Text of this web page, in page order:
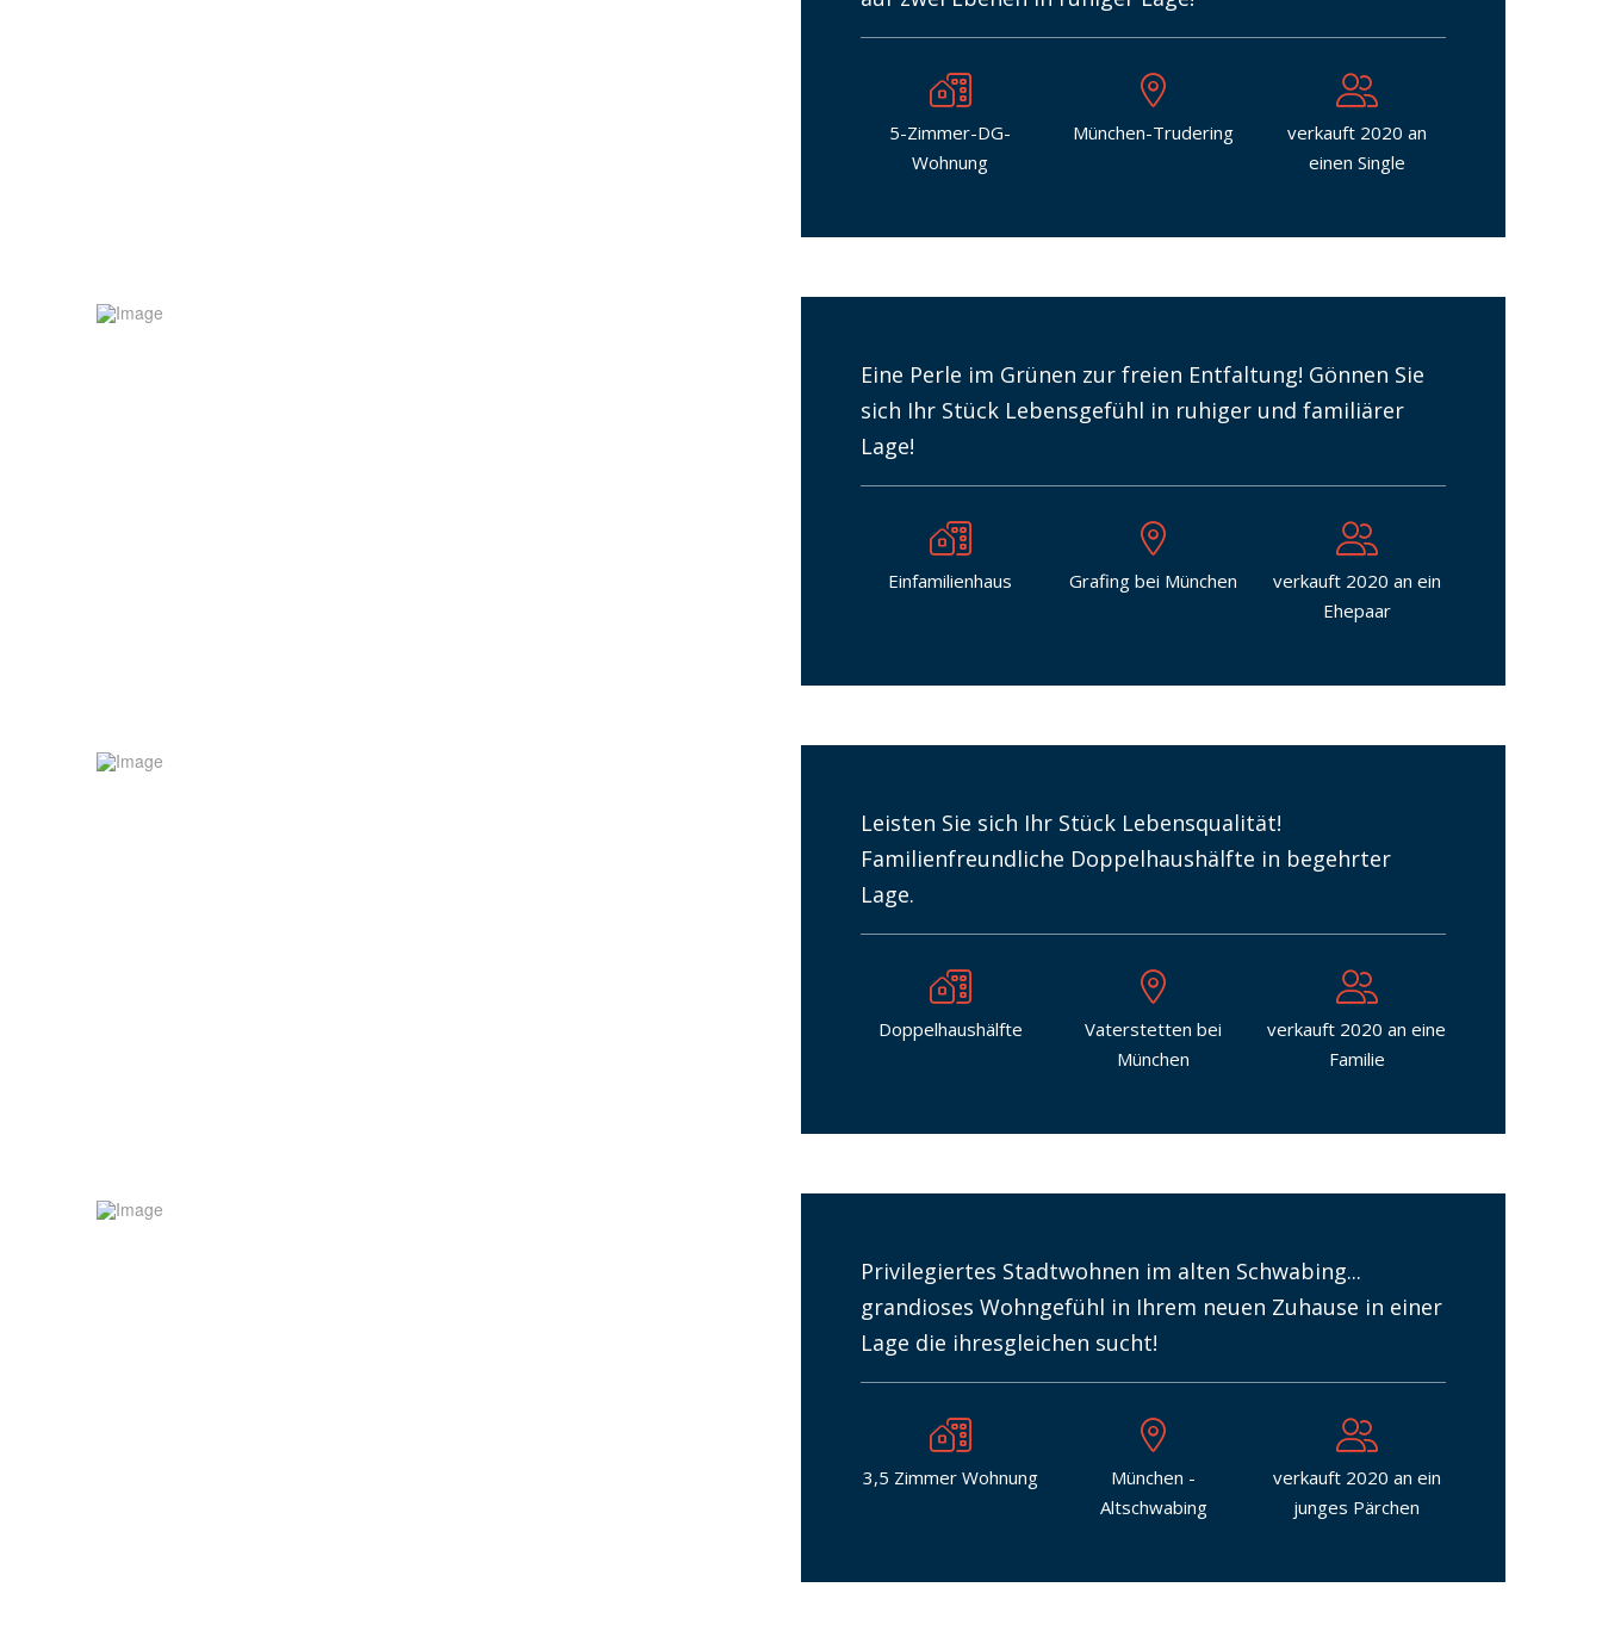
5-Zimmer-DG-
Wohnung
München-Trudering
verkauft 2020 an
einen Single
Eine Perle im Grünen zur freien Entfaltung! Gönnen Sie
sich Ihr Stück Lebensgefühl in ruhiger und familiärer
Lage!
Einfamilienhaus Grafing bei München
verkauft 2020 an ein
Ehepaar
Leisten Sie sich Ihr Stück Lebensqualität!
Familienfreundliche Doppelhaushälfte in begehrter
Lage.
Doppelhaushälfte
Vaterstetten bei
München
verkauft 2020 an eine
Familie
Privilegiertes Stadtwohnen im alten Schwabing...
grandioses Wohngefühl in Ihrem neuen Zuhause in einer
Lage die ihresgleichen sucht!
3,5 Zimmer Wohnung
München -
Altschwabing
verkauft 2020 an ein
junges Pärchen